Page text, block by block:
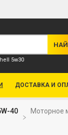
5w30
ДОСТАВКА И
40
Моторное